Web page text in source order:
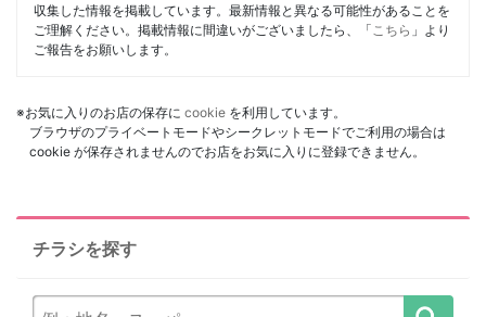
収集した情報を掲載しています。最新情報と異なる可能性があることを
ご理解ください。掲載情報に間違いがございましたら、「 こちら 」より
ご報告をお願いします。
※お気に入りのお店の保存に cookie を利用しています。
ブラウザのプライベートモードやシークレットモードでご利用の場合は
cookie が保存されませんのでお店をお気に入りに登録できません。
チラシを探す